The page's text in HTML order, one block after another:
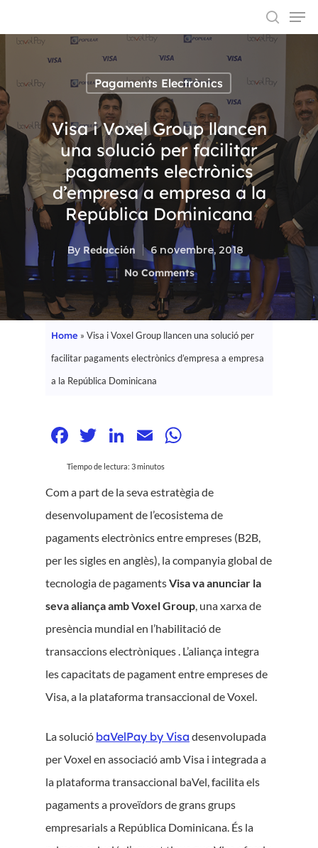
Hit enter to search or ESC to close
Pagaments Electrònics
Visa i Voxel Group llancen
una solució per facilitar
pagaments electrònics
d’empresa a empresa a la
República Dominicana
By Redacción
6 novembre, 2018
No Comments
Home » Visa i Voxel Group llancen una solució per
facilitar pagaments electrònics d’empresa a empresa
a la República Dominicana
Facebook
Twitter
LinkedIn
Email
Tiempo de lectura: 3minutos
Com a part de la seva estratègia de
desenvolupament de l’ecosistema de
pagaments electrònics entre empreses (B2B,
per les sigles en anglès), la companyia global de
tecnologia de pagamentsVisava anunciar la
seva aliança amb Voxel Group, una xarxa de
presència mundial en l’habilitació de
transaccions electròniques . L’aliança integra
les capacitats de pagament entre empreses de
Visa, a la plataforma transaccional de Voxel.
La solució baVelPay by Visa desenvolupada
per Voxel en associació amb Visa i integrada a
la plataforma transaccional baVel, facilita els
pagaments a proveïdors de grans grups
empresarials a República Dominicana. És la